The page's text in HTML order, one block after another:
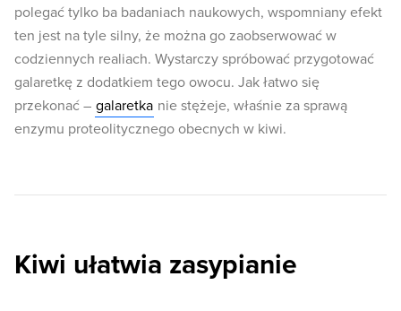
polegać tylko ba badaniach naukowych, wspomniany efekt
ten jest na tyle silny, że można go zaobserwować w
codziennych realiach. Wystarczy spróbować przygotować
galaretkę z dodatkiem tego owocu. Jak łatwo się
przekonać – galaretka nie stężeje, właśnie za sprawą
enzymu proteolitycznego obecnych w kiwi.
Kiwi ułatwia zasypianie